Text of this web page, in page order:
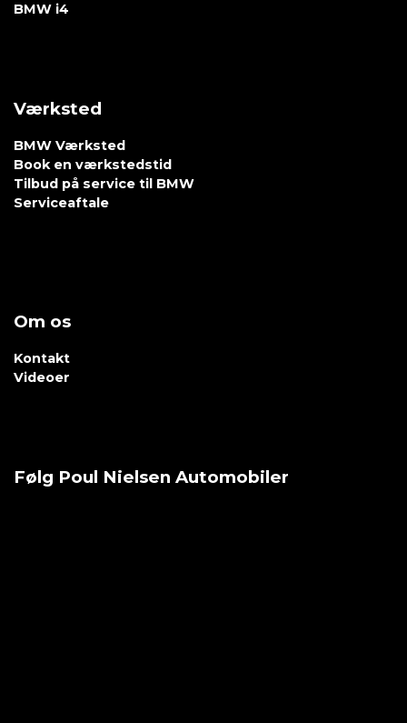
BMW i4
Værksted
BMW Værksted
Book en værkstedstid
Tilbud på service til BMW
Serviceaftale
Om os
Kontakt
Videoer
Følg Poul Nielsen Automobiler